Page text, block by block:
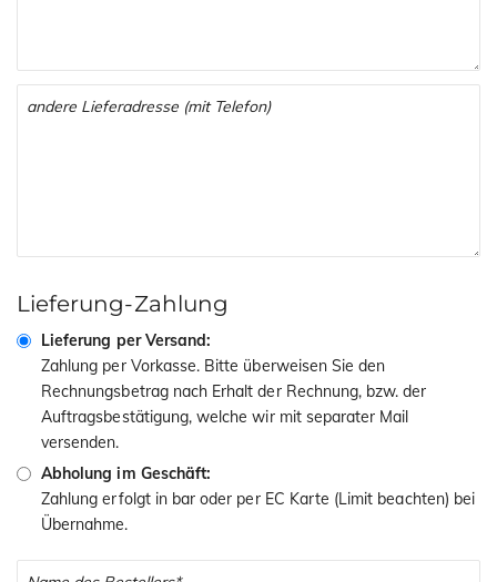
Lieferung-Zahlung
Lieferung per Versand:
Zahlung per Vorkasse. Bitte überweisen Sie den
Rechnungsbetrag nach Erhalt der Rechnung, bzw. der
Auftragsbestätigung, welche wir mit separater Mail
versenden.
Abholung im Geschäft:
Zahlung erfolgt in bar oder per EC Karte (Limit beachten) bei
Übernahme.